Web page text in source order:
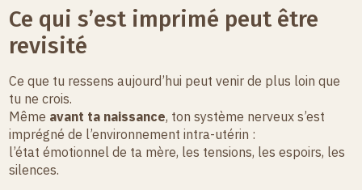
Ce qui s’est imprimé peut être
revisité
Ce que tu ressens aujourd’hui peut venir de plus loin que
tu ne crois.
Même avant ta naissance, ton système nerveux s’est
imprégné de l’environnement intra-utérin :
l’état émotionnel de ta mère, les tensions, les espoirs, les
silences.